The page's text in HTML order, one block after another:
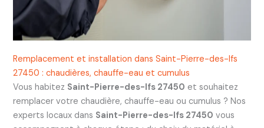
Remplacement et installation dans Saint-Pierre-des-Ifs
27450 : chaudières, chauffe-eau et cumulus
Vous habitez Saint-Pierre-des-Ifs 27450 et souhaitez
remplacer votre chaudière, chauffe-eau ou cumulus ? Nos
experts locaux dans Saint-Pierre-des-Ifs 27450 vous